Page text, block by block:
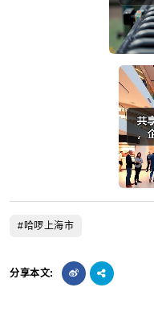
#哈啰上海市
分享本文: